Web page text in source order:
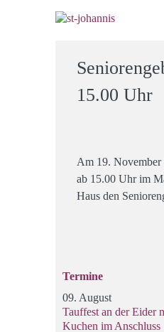
15.00 Uhr
Am 19.
ab 15.00 Uhr im
Haus den
Termine
09. August
Tauffest an der Eider
Kuchen im Anschluss